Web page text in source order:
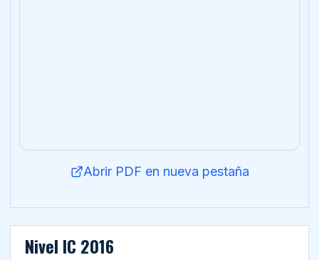
Abrir PDF en nueva pestaña
Nivel IC 2016